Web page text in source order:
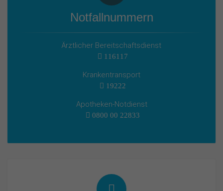
Notfallnummern
Ärztlicher Bereitschaftsdienst
116117
Krankentransport
19222
Apotheken-Notdienst
0800 00 22833